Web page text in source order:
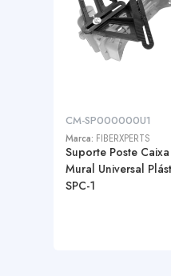
CM-SP000000U1
Marca: FIBERXPERTS
Suporte Poste Caixa
Mural Universal
SPC-1